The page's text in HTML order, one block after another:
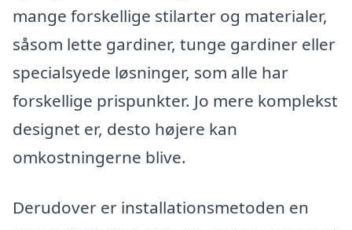
mange forskellige stilarter og materialer,
såsom lette gardiner, tunge gardiner eller
specialsyede løsninger, som alle har
forskellige prispunkter. Jo mere komplekst
designet er, desto højere kan
omkostningerne blive.
Derudover er installationsmetoden en